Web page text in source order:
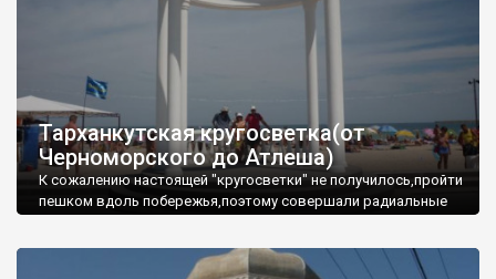
Тарханкутская кругосветка(от
Черноморского до Атлеша)
К сожалению настоящей "кругосветки" не получилось,пройти
пешком вдоль побережья,поэтому совершали радиальные